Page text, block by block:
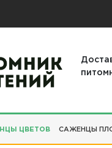
ЦВЕТОВ САЖЕНЦЫ